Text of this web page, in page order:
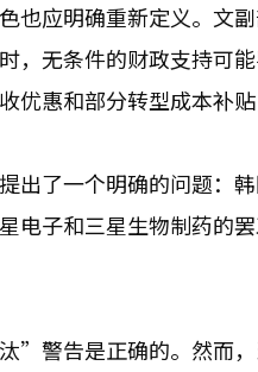
也应明确重新定义。文
，无条件的财政支持可
优惠和部分转型成本补
出了一个明确的问题：
电子和三星生物制药的
”警告是正确的。然而